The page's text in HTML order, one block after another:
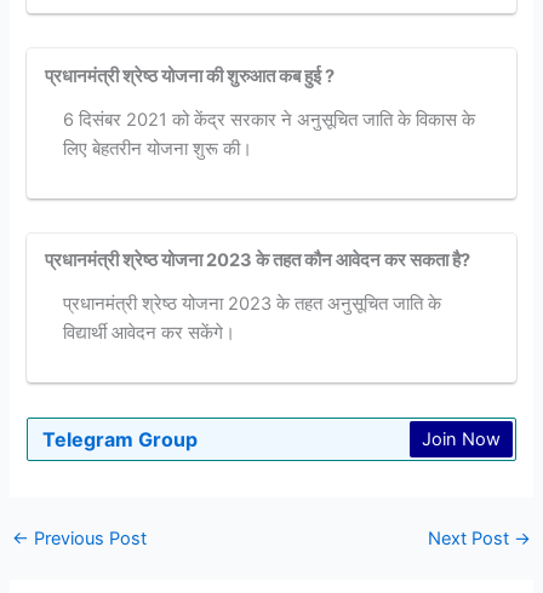
प्रधानमंत्री श्रेष्ठ योजना की शुरुआत कब हुई ?
6 दिसंबर 2021 को केंद्र सरकार ने अनुसूचित जाति के विकास के
लिए बेहतरीन योजना शुरू की।
प्रधानमंत्री श्रेष्ठ योजना 2023 के तहत कौन आवेदन कर सकता है?
प्रधानमंत्री श्रेष्ठ योजना 2023 के तहत अनुसूचित जाति के
विद्यार्थी आवेदन कर सकेंगे।
Telegram Group Join Now
← Previous Post Next Post →